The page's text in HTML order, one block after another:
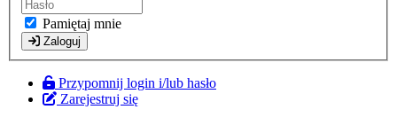
Pamiętaj mnie
Zaloguj
Przypomnij login i/lub hasło
Zarejestruj się